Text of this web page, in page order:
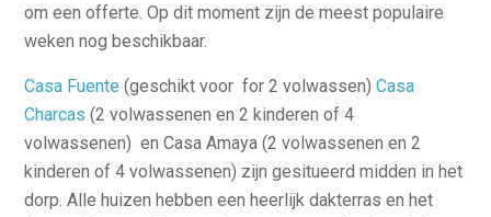
om een offerte. Op dit moment zijn de meest populaire
weken nog beschikbaar.
Casa Fuente (geschikt voor for 2 volwassen) Casa
Charcas (2 volwassenen en 2 kinderen of 4
volwassenen) en Casa Amaya (2 volwassenen en 2
kinderen of 4 volwassenen) zijn gesitueerd midden in het
dorp. Alle huizen hebben een heerlijk dakterras en het